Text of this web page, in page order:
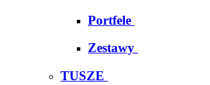
Portfele
Zestawy
TUSZE